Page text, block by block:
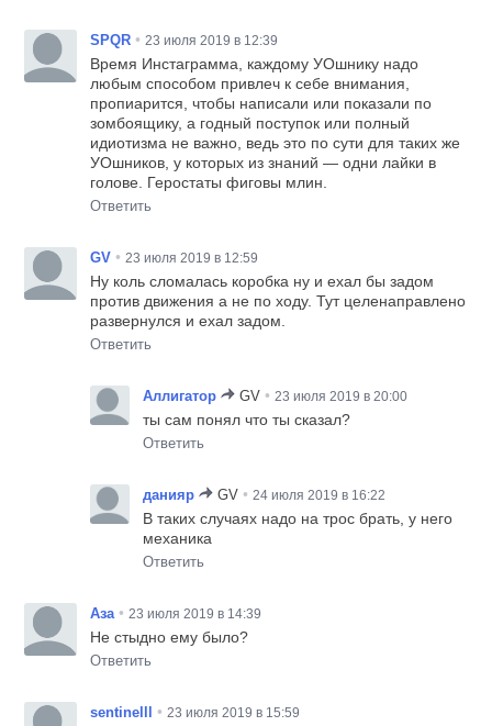
SPQR • 23 июля 2019 в 12:39
Время Инстаграмма, каждому УОшнику надо
любым способом привлеч к себе внимания,
пропиарится, чтобы написали или показали по
зомбоящику, а годный поступок или полный
идиотизма не важно, ведь это по сути для таких же
УОшников, у которых из знаний — одни лайки в
голове. Геростаты фиговы млин.
Ответить
GV • 23 июля 2019 в 12:59
Ну коль сломалась коробка ну и ехал бы задом
против движения а не по ходу. Тут целенаправлено
развернулся и ехал задом.
Ответить
Аллигатор GV • 23 июля 2019 в 20:00
ты сам понял что ты сказал?
Ответить
данияр GV • 24 июля 2019 в 16:22
В таких случаях надо на трос брать, у него
механика
Ответить
Аза • 23 июля 2019 в 14:39
Не стыдно ему было?
Ответить
sentinelll • 23 июля 2019 в 15:59